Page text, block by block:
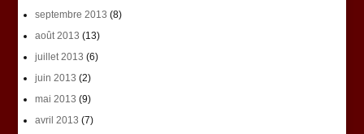
septembre 2013 (8)
août 2013 (13)
juillet 2013 (6)
juin 2013 (2)
mai 2013 (9)
avril 2013 (7)